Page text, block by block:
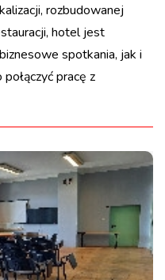
rozbudowanej
hotel jest
spotkania, jak i
pracę z